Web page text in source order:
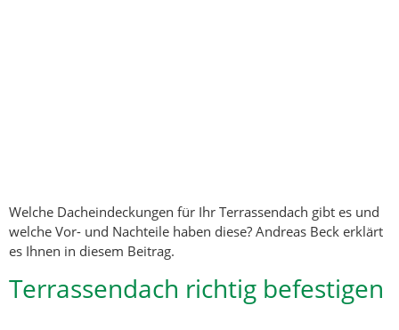
Welche Dacheindeckungen für Ihr Terrassendach gibt es und
welche Vor- und Nachteile haben diese? Andreas Beck erklärt
es Ihnen in diesem Beitrag.
Terrassendach richtig befestigen